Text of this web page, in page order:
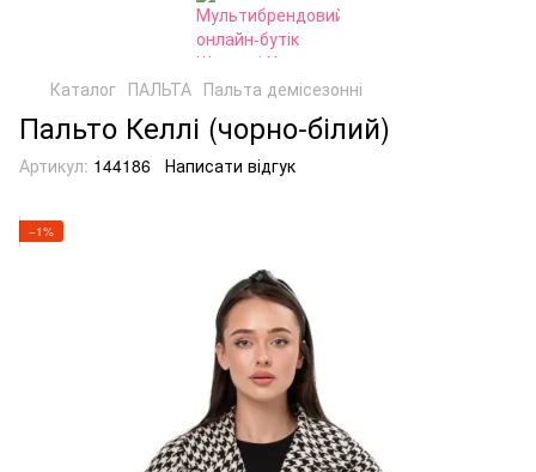
Каталог ПАЛЬТА Пальта демісезонні
Пальто Келлі (чорно-білий)
Артикул: 144186 Написати відгук
−1%